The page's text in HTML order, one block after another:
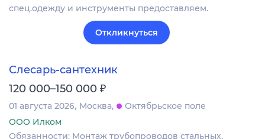
спец.одежду и инструменты предоставляем.
Откликнуться
Слесарь-сантехник
120 000–150 000 ₽
01 августа 2026 Москва
Октябрьское поле
ООО Илком
Обязанности: Монтаж трубопроводов стальных,